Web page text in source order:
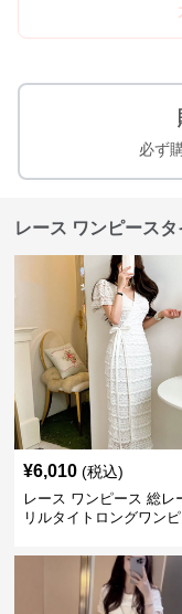
必ず
レース ワンピース
¥6,010 (税込)
レース ワンピース 総レ
リルタイトロングワン